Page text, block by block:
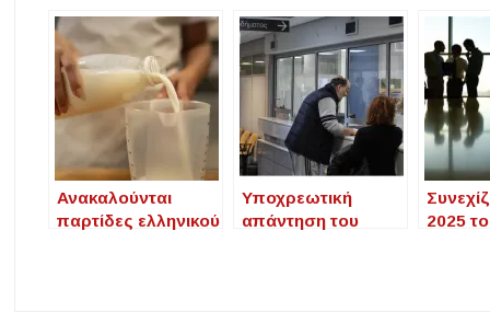
Ανακαλούνται
παρτίδες ελληνικού
Υποχρεωτική
απάντηση του
2025